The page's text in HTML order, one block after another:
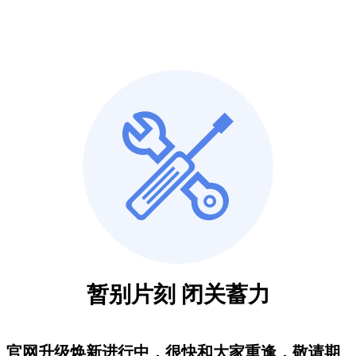
暂别片刻 闭关蓄力
官网升级焕新进行中，很快和大家重逢，敬请期